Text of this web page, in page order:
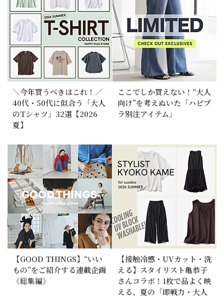
＼今年買うべきはこれ！／
40代・50代に似合う「大人
のTシャツ」32選【2026
夏】
ここでしか買えない！“大人
向け”を考えぬいた「ハピプ
ラ別注アイテム」
【GOOD THINGS】“いい
もの”をご紹介する連載企画
《総集編》
【接触冷感・UVカット・洗
える】スタイリスト亀恭子
さんコラボ！1枚で品よく映
える、夏の「即戦力・大人